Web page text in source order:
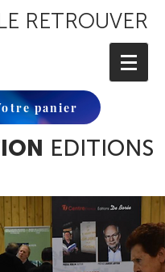
RETROUVER
panier
EDITIONS